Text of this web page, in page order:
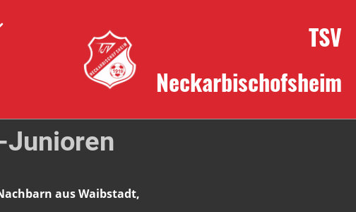
TSV
Neckarbischofsheim
Junioren
aus Waibstadt,